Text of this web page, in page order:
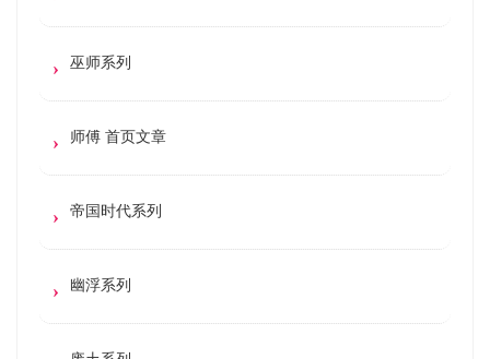
巫师系列
师傅 首页文章
帝国时代系列
幽浮系列